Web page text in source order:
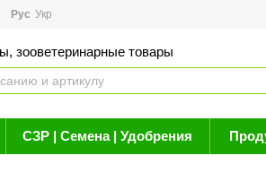
Новости
Рус Укр
зооветеринарные товары
СЗР | Семена | Удобрения